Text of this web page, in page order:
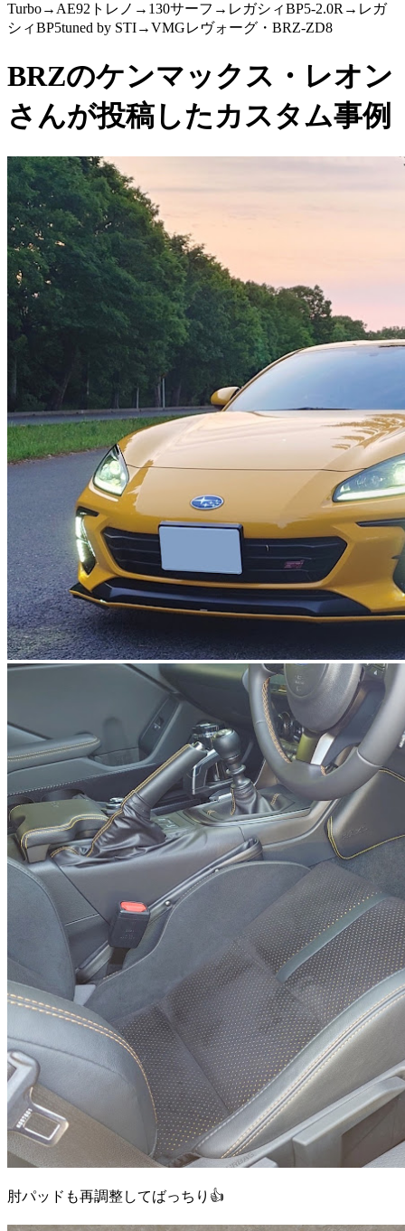
Turbo→AE92トレノ→130サーフ→レガシィBP5-2.0R→レガ
シィBP5tuned by STI→VMGレヴォーグ・BRZ-ZD8
BRZのケンマックス・レオン
さんが投稿したカスタム事例
肘パッドも再調整してばっちり👍